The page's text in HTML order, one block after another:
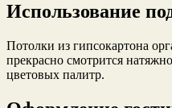
Использование
Потолки из гипсокартона
прекрасно смотрится
цветовых палитр.